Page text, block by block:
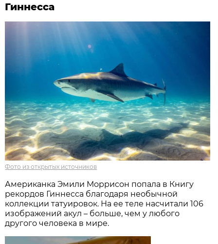
Гиннесса
Фото из открытых источников
Американка Эмили Моррисон попала в Книгу
рекордов Гиннесса благодаря необычной
коллекции татуировок. На ее теле насчитали 106
изображений акул – больше, чем у любого
другого человека в мире.